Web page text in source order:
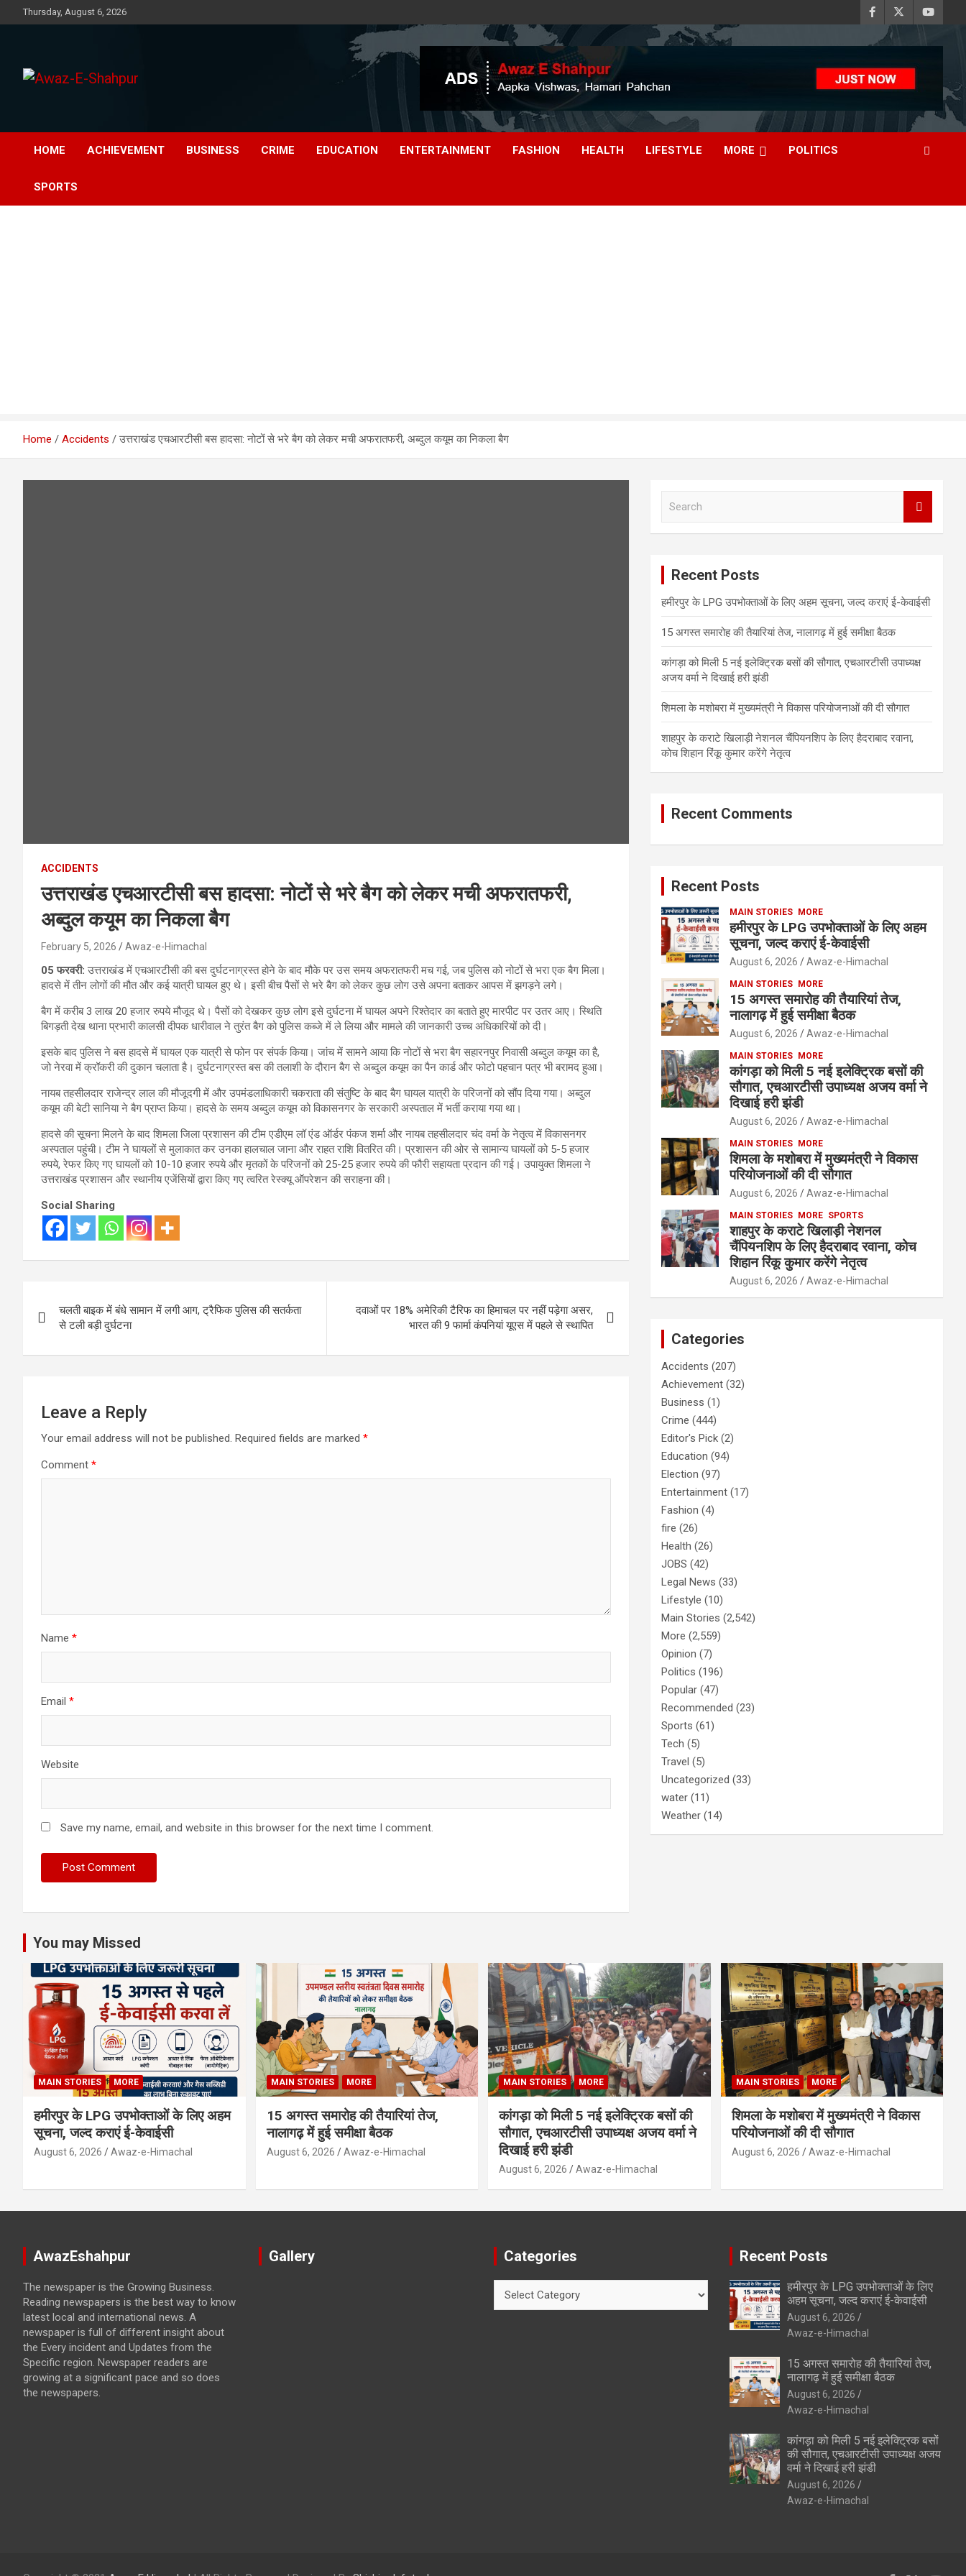
to
Thursday, August 6, 2026
HOME ACHIEVEMENT BUSINESS CRIME EDUCATION ENTERTAINMENT FASHION HEALTH LIFESTYLE MORE POLITICS
SPORTS
Home Accidents उत्तराखंड एचआरटीसी बस हादसा: नोटों से भरे बैग को लेकर मची अफरातफरी, अब्दुल कयूम का निकला बैग
ACCIDENTS
उत्तराखंड एचआरटीसी बस हादसा: नोटों से भरे बैग को लेकर मची अफरातफरी,
अब्दुल कयूम का निकला बैग
February 5, 2026 Awaz-e-Himachal
05 फरवरी:उत्तराखंड में एचआरटीसी की बस दुर्घटनाग्रस्त होने के बाद मौके पर उस समय अफरातफरी मच गई, जब पुलिस को नोटों से भरा एक बैग मिला।
हादसे में तीन लोगों की मौत और कई यात्री घायल हुए थे। इसी बीच पैसों से भरे बैग को लेकर कुछ लोग उसे अपना बताकर आपस में झगड़ने लगे।
बैग में करीब 3 लाख 20 हजार रुपये मौजूद थे। पैसों को देखकर कुछ लोग इसे दुर्घटना में घायल अपने रिश्तेदार का बताते हुए मारपीट पर उतर आए। स्थिति
बिगड़ती देख थाना प्रभारी कालसी दीपक धारीवाल ने तुरंत बैग को पुलिस कब्जे में ले लिया और मामले की जानकारी उच्च अधिकारियों को दी।
इसके बाद पुलिस ने बस हादसे में घायल एक यात्री से फोन पर संपर्क किया। जांच में सामने आया कि नोटों से भरा बैग सहारनपुर निवासी अब्दुल कयूम का है,
जो नेरवा में क्रॉकरी की दुकान चलाता है। दुर्घटनाग्रस्त बस की तलाशी के दौरान बैग से अब्दुल कयूम का पैन कार्ड और फोटो पहचान पत्र भी बरामद हुआ।
नायब तहसीलदार राजेन्द्र लाल की मौजूदगी में और उपमंडलाधिकारी चकराता की संतुष्टि के बाद बैग घायल यात्री के परिजनों को सौंप दिया गया। अब्दुल
कयूम की बेटी सानिया ने बैग प्राप्त किया। हादसे के समय अब्दुल कयूम को विकासनगर के सरकारी अस्पताल में भर्ती कराया गया था।
हादसे की सूचना मिलने के बाद शिमला जिला प्रशासन की टीम एडीएम लॉ एंड ऑर्डर पंकज शर्मा और नायब तहसीलदार चंद वर्मा के नेतृत्व में विकासनगर
अस्पताल पहुंची। टीम ने घायलों से मुलाकात कर उनका हालचाल जाना और राहत राशि वितरित की। प्रशासन की ओर से सामान्य घायलों को 5-5 हजार
रुपये, रेफर किए गए घायलों को 10-10 हजार रुपये और मृतकों के परिजनों को 25-25 हजार रुपये की फौरी सहायता प्रदान की गई। उपायुक्त शिमला ने
उत्तराखंड प्रशासन और स्थानीय एजेंसियों द्वारा किए गए त्वरित रेस्क्यू ऑपरेशन की सराहना की।
Social Sharing
navigation
चलती बाइक में बंधे सामान में लगी आग, ट्रैफिक पुलिस की सतर्कता
से टली बड़ी दुर्घटना
दवाओं पर 18% अमेरिकी टैरिफ का हिमाचल पर नहीं पड़ेगा असर,
भारत की 9 फार्मा कंपनियां यूएस में पहले से स्थापित
Leave a Reply
Your email address will not be published. Required fields are marked *
Comment *
Name *
Email *
Website
Save my name, email, and website in this browser for the next time I comment.
Recent Posts
हमीरपुर के LPG उपभोक्ताओं के लिए अहम सूचना, जल्द कराएं ई-केवाईसी
15 अगस्त समारोह की तैयारियां तेज, नालागढ़ में हुई समीक्षा बैठक
कांगड़ा को मिली 5 नई इलेक्ट्रिक बसों की सौगात, एचआरटीसी उपाध्यक्ष
अजय वर्मा ने दिखाई हरी झंडी
शिमला के मशोबरा में मुख्यमंत्री ने विकास परियोजनाओं की दी सौगात
शाहपुर के कराटे खिलाड़ी नेशनल चैंपियनशिप के लिए हैदराबाद रवाना,
कोच शिहान रिंकू कुमार करेंगे नेतृत्व
Recent Comments
Recent Posts
MAIN STORIES MORE
हमीरपुर के LPG उपभोक्ताओं के लिए अहम
सूचना, जल्द कराएं ई-केवाईसी
August 6, 2026 Awaz-e-Himachal
MAIN STORIES MORE
15 अगस्त समारोह की तैयारियां तेज,
नालागढ़ में हुई समीक्षा बैठक
August 6, 2026 Awaz-e-Himachal
MAIN STORIES MORE
कांगड़ा को मिली 5 नई इलेक्ट्रिक बसों की
सौगात, एचआरटीसी उपाध्यक्ष अजय वर्मा ने
दिखाई हरी झंडी
August 6, 2026 Awaz-e-Himachal
MAIN STORIES MORE
शिमला के मशोबरा में मुख्यमंत्री ने विकास
परियोजनाओं की दी सौगात
August 6, 2026 Awaz-e-Himachal
MAIN STORIES MORE SPORTS
शाहपुर के कराटे खिलाड़ी नेशनल
चैंपियनशिप के लिए हैदराबाद रवाना, कोच
शिहान रिंकू कुमार करेंगे नेतृत्व
August 6, 2026 Awaz-e-Himachal
Categories
Accidents (207)
Achievement (32)
Business (1)
Crime (444)
Editor's Pick (2)
Education (94)
Election (97)
Entertainment (17)
Fashion (4)
fire (26)
Health (26)
JOBS (42)
Legal News (33)
Lifestyle (10)
Main Stories (2,542)
More (2,559)
Opinion (7)
Politics (196)
Popular (47)
Recommended (23)
Sports (61)
Tech (5)
Travel (5)
Uncategorized (33)
water (11)
Weather (14)
You may Missed
MAIN STORIES MORE
हमीरपुर के LPG उपभोक्ताओं के लिए अहम
सूचना, जल्द कराएं ई-केवाईसी
August 6, 2026 Awaz-e-Himachal
MAIN STORIES MORE
15 अगस्त समारोह की तैयारियां तेज,
नालागढ़ में हुई समीक्षा बैठक
August 6, 2026 Awaz-e-Himachal
MAIN STORIES MORE
कांगड़ा को मिली 5 नई इलेक्ट्रिक बसों की
सौगात, एचआरटीसी उपाध्यक्ष अजय वर्मा ने
दिखाई हरी झंडी
August 6, 2026 Awaz-e-Himachal
MAIN STORIES MORE
शिमला के मशोबरा में मुख्यमंत्री ने विकास
परियोजनाओं की दी सौगात
August 6, 2026 Awaz-e-Himachal
AwazEshahpur
The newspaper is the Growing Business.
Reading newspapers is the best way to know
latest local and international news. A
newspaper is full of different insight about
the Every incident and Updates from the
Specific region. Newspaper readers are
growing at a significant pace and so does
the newspapers.
Gallery Categories Recent Posts
हमीरपुर के LPG उपभोक्ताओं के लिए
अहम सूचना, जल्द कराएं ई-केवाईसी
August 6, 2026
Awaz-e-Himachal
15 अगस्त समारोह की तैयारियां तेज,
नालागढ़ में हुई समीक्षा बैठक
August 6, 2026
Awaz-e-Himachal
कांगड़ा को मिली 5 नई इलेक्ट्रिक बसों
की सौगात, एचआरटीसी उपाध्यक्ष अजय
वर्मा ने दिखाई हरी झंडी
August 6, 2026
Awaz-e-Himachal